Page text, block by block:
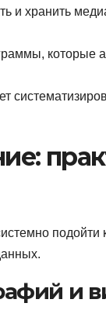
и хранить
которые
подойти
и